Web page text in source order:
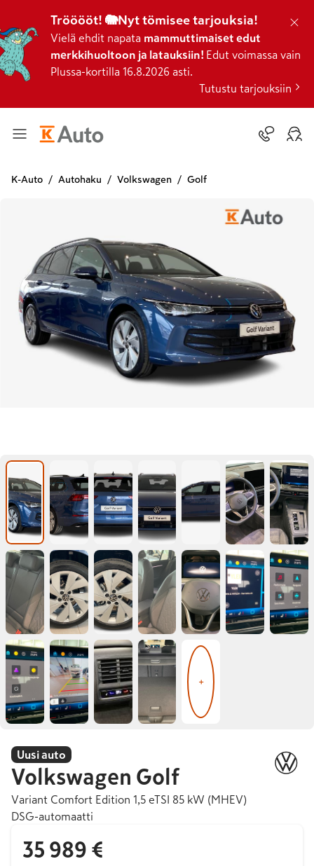
Trööööt! 🐘Nyt tömisee tarjouksia!
Vielä ehdit napata mammuttimaiset edut
merkkihuoltoon ja latauksiin! Edut voimassa vain
Plussa-kortilla 16.8.2026 asti.
Tutustu tarjouksiin
K-Auto Autohaku Volkswagen Golf
+
Uusi auto
Volkswagen Golf
Variant Comfort Edition 1,5 eTSI 85 kW (MHEV)
DSG-automaatti
35 989 €